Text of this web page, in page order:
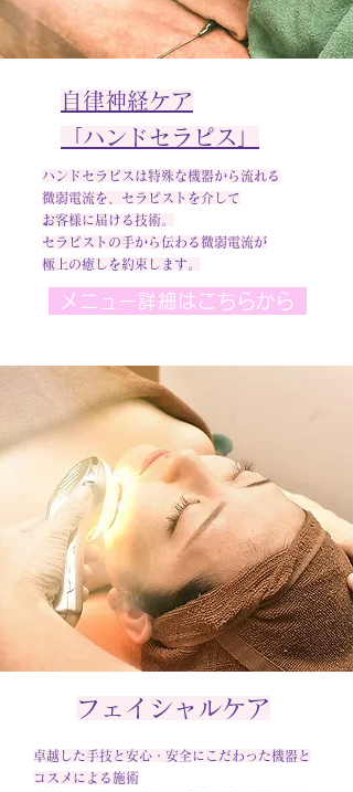
自律神経ケア
​​「ハンドセラピス」
ハンドセラピスは特殊な機器から流れる
微弱電流を、セラピストを介して
お客様に届ける技術。
セラピストの手から伝わる微弱電流が
極上の癒しを約束します。
メニュー詳細はこちらから
フェイシャルケア
卓越した手技と安心・安全にこだわった機器と
コスメによる施術